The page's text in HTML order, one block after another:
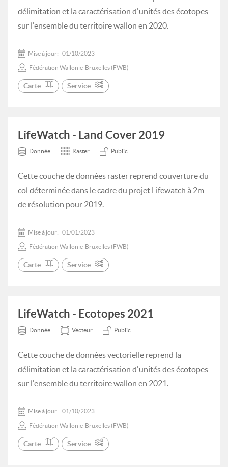
délimitation et la caractérisation d'unités des écotopes
sur l'ensemble du territoire wallon en 2020.
Mise à jour: 01/10/2023
Fédération Wallonie-Bruxelles (FWB)
Carte Service
LifeWatch - Land Cover 2019
Donnée Raster Public
Cette couche de données raster reprend couverture du
col déterminée dans le cadre du projet Lifewatch à 2m
de résolution pour 2019.
Mise à jour: 01/01/2023
Fédération Wallonie-Bruxelles (FWB)
Carte Service
LifeWatch - Ecotopes 2021
Donnée Vecteur Public
Cette couche de données vectorielle reprend la
délimitation et la caractérisation d'unités des écotopes
sur l'ensemble du territoire wallon en 2021.
Mise à jour: 01/10/2023
Fédération Wallonie-Bruxelles (FWB)
Carte Service